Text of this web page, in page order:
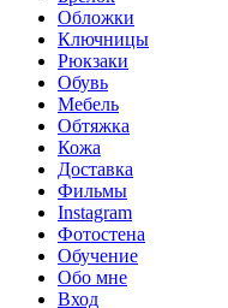
Обложки
Ключницы
Рюкзаки
Обувь
Мебель
Обтяжка
Кожа
Доставка
Фильмы
Instagram
Фотостена
Обучение
Обо мне
Вход